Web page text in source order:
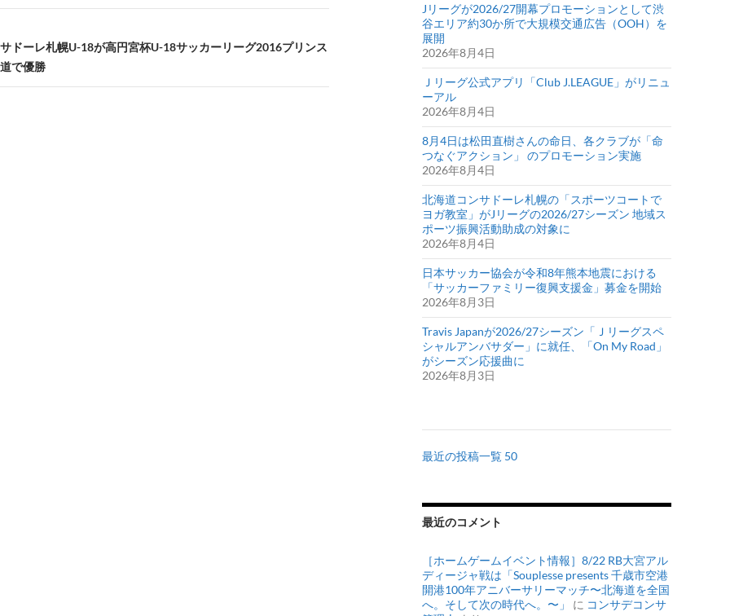
ドーレ札幌U-18が高円宮杯U-18サッカーリーグ2016プリンス
で優勝
Jリーグが2026/27開幕プロモーションとして渋
谷エリア約30か所で大規模交通広告（OOH）を
展開
2026年8月4日
Ｊリーグ公式アプリ「Club J.LEAGUE」がリニュ
ーアル
2026年8月4日
8月4日は松田直樹さんの命日、各クラブが「命
つなぐアクション」 のプロモーション実施
2026年8月4日
北海道コンサドーレ札幌の「スポーツコートで
ヨガ教室」がJリーグの2026/27シーズン 地域ス
ポーツ振興活動助成の対象に
2026年8月4日
日本サッカー協会が令和8年熊本地震における
「サッカーファミリー復興支援金」募金を開始
2026年8月3日
Travis Japanが2026/27シーズン「Ｊリーグスペ
シャルアンバサダー」に就任、「On My Road」
がシーズン応援曲に
2026年8月3日
最近の投稿一覧 50
最近のコメント
［ホームゲームイベント情報］8/22 RB大宮アル
ディージャ戦は「Souplesse presents 千歳市空港
開港100年アニバーサリーマッチ〜北海道を全国
へ。そして次の時代へ。〜」
に コンサデコンサ